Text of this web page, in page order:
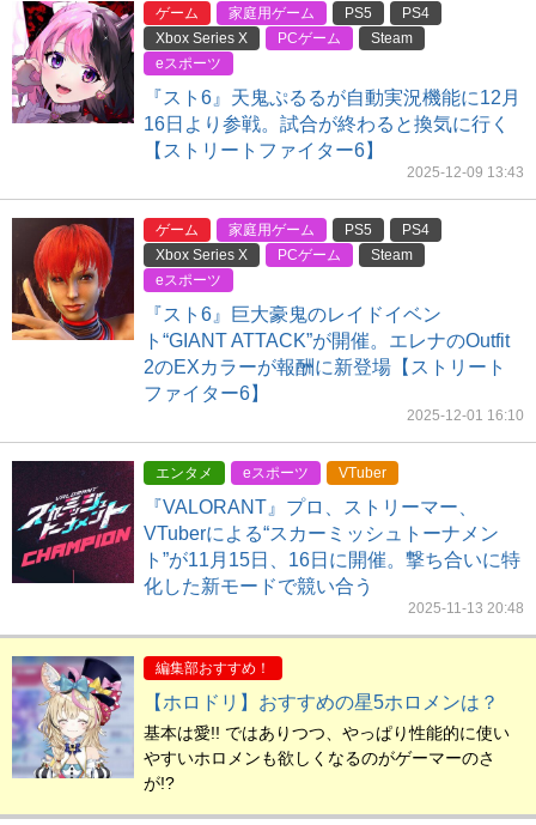
ゲーム 家庭用ゲーム PS5
PS4
Xbox Series X
PCゲーム
Steam
eスポーツ
『スト6』天鬼ぷるるが自動実況機能に12月
16日より参戦。試合が終わると換気に行く
【ストリートファイター6】
2025-12-09 13:43
ゲーム 家庭用ゲーム PS5
PS4
Xbox Series X
PCゲーム
Steam
eスポーツ
『スト6』巨大豪鬼のレイドイベン
ト“GIANT ATTACK”が開催。エレナのOutfit
2のEXカラーが報酬に新登場【ストリート
ファイター6】
2025-12-01 16:10
エンタメ eスポーツ VTuber
『VALORANT』プロ、ストリーマー、
VTuberによる“スカーミッシュトーナメン
ト”が11月15日、16日に開催。撃ち合いに特
化した新モードで競い合う
2025-11-13 20:48
編集部おすすめ！
【ホロドリ】おすすめの星5ホロメンは？
基本は愛!! ではありつつ、やっぱり性能的に使い
やすいホロメンも欲しくなるのがゲーマーのさ
が!?